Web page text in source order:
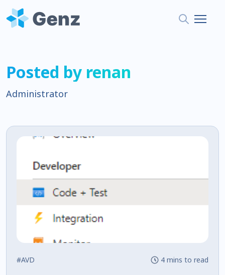
Posted by renan
Administrator
#AVD 4 mins to read